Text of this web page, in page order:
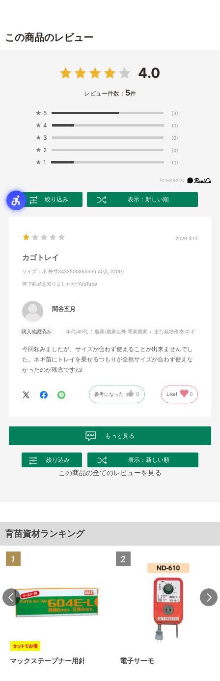
この商品のレビュー
4.0
レビュー件数： 5件
★ 5 (3)
★ 4 (1)
★ 3 (0)
★ 2 (0)
★ 1 (1)
絞り込み 表示：新しい順
2026.3.17
カゴトレイ
サイズ：小 外寸342X500X65mm 40入 #2001
何で商品を知りましたか:YouTube
関谷五月
購入確認済み 年代:40代 農家/農家以外:専業農家 主な栽培作物:ネギ
今回頼みましたが、サイズが合わず使えることが出来ませんでし
た。ネギ苗にトレイを乗せるつもりが全然サイズが合わず使えな
かったのが残念ですね!
参考になった 0 Like! 0
もっと見る
絞り込み 表示：新しい順
この商品の全てのレビューを見る
育苗資材ランキング
マックステープナー用針 電子サーモ